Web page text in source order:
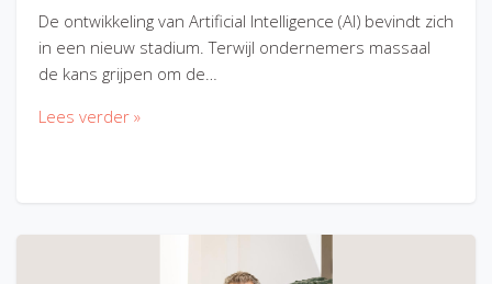
De ontwikkeling van Artificial Intelligence (AI) bevindt zich
in een nieuw stadium. Terwijl ondernemers massaal
de kans grijpen om de…
Lees verder »